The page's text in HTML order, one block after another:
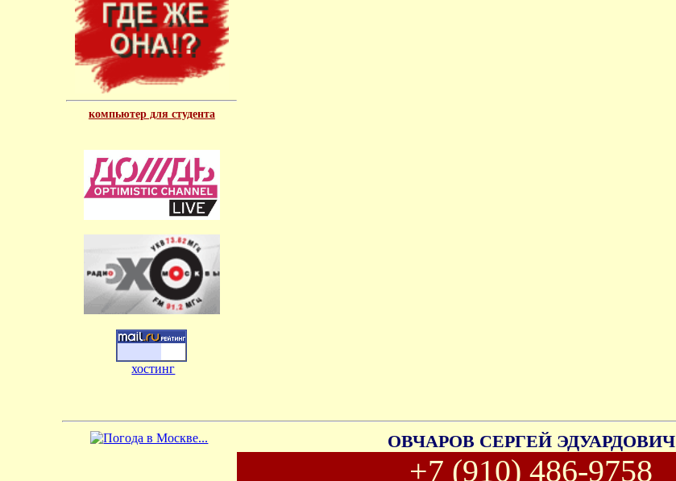
компьютер для студента
хостинг
ОВЧАРОВ СЕРГЕЙ ЭДУАРДОВИЧ
+7 (910) 486-9758